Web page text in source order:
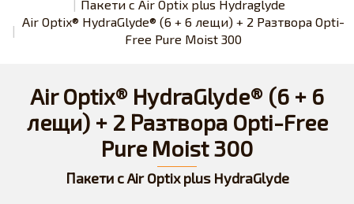
Пакети с Air Optix plus Hydraglyde
Air Optix® HydraGlyde® (6 + 6 лещи) + 2 Разтворa Opti-
Free Pure Moist 300
Air Optix® HydraGlyde® (6 + 6
лещи) + 2 Разтворa Opti-Free
Pure Moist 300
Пакети с Air Optix plus HydraGlyde